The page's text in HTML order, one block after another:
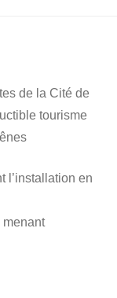
de la Cité de
tourisme
l’installation en
menant